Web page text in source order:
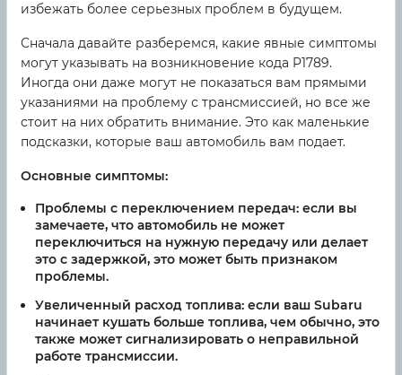
избежать более серьезных проблем в будущем.
Сначала давайте разберемся, какие явные симптомы
могут указывать на возникновение кода P1789.
Иногда они даже могут не показаться вам прямыми
указаниями на проблему с трансмиссией, но все же
стоит на них обратить внимание. Это как маленькие
подсказки, которые ваш автомобиль вам подает.
Основные симптомы:
Проблемы с переключением передач: если вы
замечаете, что автомобиль не может
переключиться на нужную передачу или делает
это с задержкой, это может быть признаком
проблемы.
Увеличенный расход топлива: если ваш Subaru
начинает кушать больше топлива, чем обычно, это
также может сигнализировать о неправильной
работе трансмиссии.